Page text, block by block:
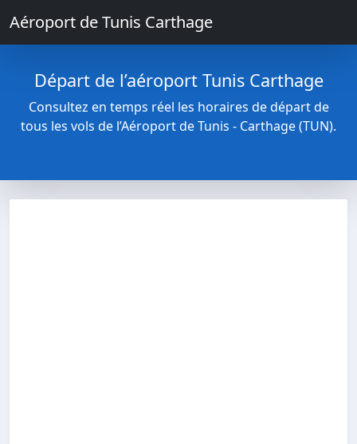
Aéroport de Tunis Carthage
Départ de l’aéroport Tunis Carthage
Consultez en temps réel les horaires de départ de
tous les vols de l’Aéroport de Tunis - Carthage (TUN).